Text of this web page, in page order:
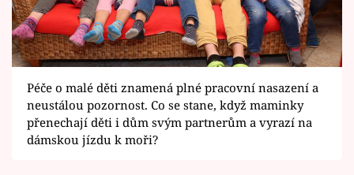
Sledujte prima+
Filmový festival Karlovy Vary
Pořady
Mámy sobě
Péče o malé děti znamená plné pracovní nasazení a
neustálou pozornost. Co se stane, když maminky
přenechají děti i dům svým partnerům a vyrazí na
dámskou jízdu k moři?